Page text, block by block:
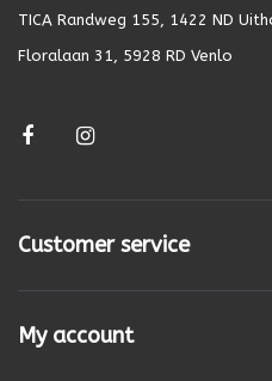
TICA Randweg 155, 1422 ND
Floralaan 31, 5928 RD Venlo
Customer service
My account